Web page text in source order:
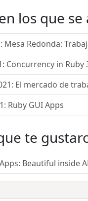
los que
Mesa Redonda:
Concurrency in Ruby
El mercado de
Ruby GUI Apps
te
Beautiful inside